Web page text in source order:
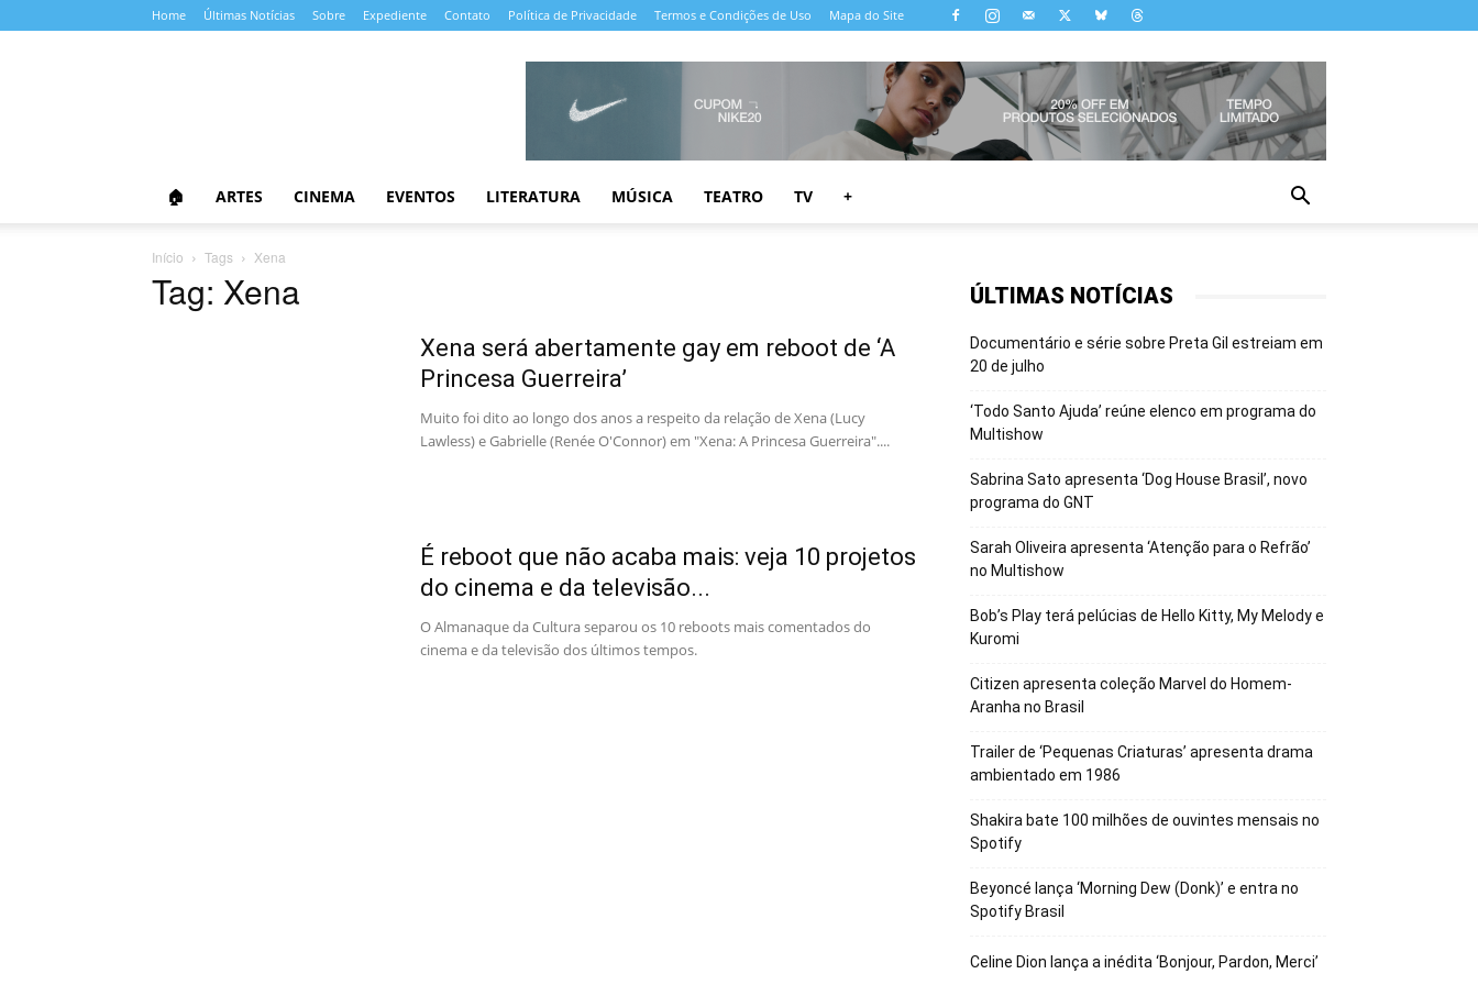
Home Últimas Notícias Sobre Expediente Contato Política de Privacidade Termos e Condições de Uso Mapa do Site
🏠 ARTES CINEMA EVENTOS LITERATURA MÚSICA TEATRO TV +
Início Tags Xena
Tag: Xena
Xena será abertamente gay em reboot de ‘A
Princesa Guerreira’
Muito foi dito ao longo dos anos a respeito da relação de Xena (Lucy
Lawless) e Gabrielle (Renée O'Connor) em "Xena: A Princesa Guerreira"....
É reboot que não acaba mais: veja 10 projetos
do cinema e da televisão...
O Almanaque da Cultura separou os 10 reboots mais comentados do
cinema e da televisão dos últimos tempos.
ÚLTIMAS NOTÍCIAS
Documentário e série sobre Preta Gil estreiam em
20 de julho
‘Todo Santo Ajuda’ reúne elenco em programa do
Multishow
Sabrina Sato apresenta ‘Dog House Brasil’, novo
programa do GNT
Sarah Oliveira apresenta ‘Atenção para o Refrão’
no Multishow
Bob’s Play terá pelúcias de Hello Kitty, My Melody e
Kuromi
Citizen apresenta coleção Marvel do Homem-
Aranha no Brasil
Trailer de ‘Pequenas Criaturas’ apresenta drama
ambientado em 1986
Shakira bate 100 milhões de ouvintes mensais no
Spotify
Beyoncé lança ‘Morning Dew (Donk)’ e entra no
Spotify Brasil
Celine Dion lança a inédita ‘Bonjour, Pardon, Merci’